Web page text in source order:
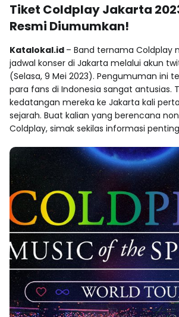
Tiket Coldplay Jakarta
Resmi Diumumkan!
Katalokal.id – Band ternama Coldplay
jadwal konser di Jakarta melalui akun
(Selasa, 9 Mei 2023). Pengumuman ini
para fans di Indonesia sangat antusias.
kedatangan mereka ke Jakarta kali
sejarah. Buat kalian yang berencana
Coldplay, simak sekilas informasi